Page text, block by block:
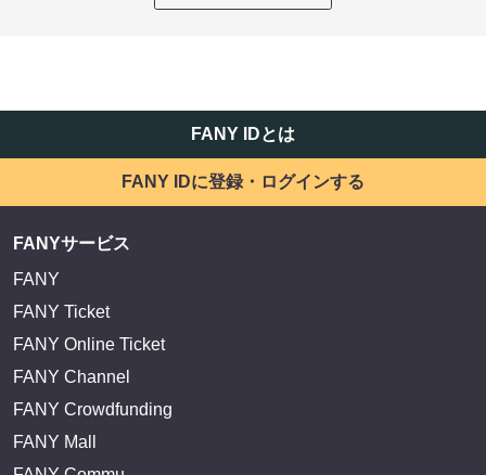
FANY IDとは
FANY IDに登録・ログインする
FANYサービス
FANY
FANY Ticket
FANY Online Ticket
FANY Channel
FANY Crowdfunding
FANY Mall